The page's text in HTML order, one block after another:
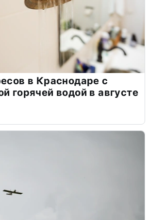
в Краснодаре с
горячей водой в августе